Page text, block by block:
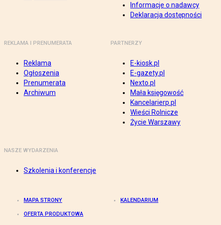
Informacje o nadawcy
Deklaracja dostępności
REKLAMA I PRENUMERATA
Reklama
Ogłoszenia
Prenumerata
Archiwum
PARTNERZY
E-kiosk.pl
E-gazety.pl
Nexto.pl
Mała księgowość
Kancelarierp.pl
Wieści Rolnicze
Życie Warszawy
NASZE WYDARZENIA
Szkolenia i konferencje
MAPA STRONY KALENDARIUM
OFERTA PRODUKTOWA